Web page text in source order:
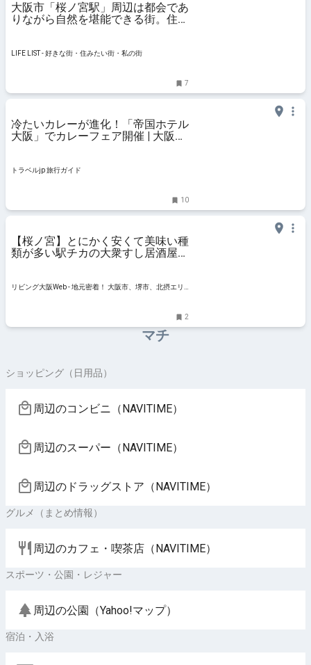
大阪市「桜ノ宮駅」周辺は都会であ
りながら自然を堪能できる街。住民
街・私の街
LIFE LIST - 好きな街・住みたい街・私の街
7
冷たいカレーが進化！「帝国ホテル
大阪」でカレーフェア開催 | 大阪府
トラベルjp 旅行ガイド
10
【桜ノ宮】とにかく安くて美味い種
類が多い駅チカの大衆すし居酒屋！
リビング大阪Web - 地元密着！ 大阪市、堺市、北摂エリ
2
マチ
ショッピング（日用品）
周辺のコンビニ（NAVITIME）
周辺のスーパー（NAVITIME）
周辺のドラッグストア（NAVITIME）
グルメ（まとめ情報）
周辺のカフェ・喫茶店（NAVITIME）
スポーツ・公園・レジャー
周辺の公園（Yahoo!マップ）
宿泊・入浴